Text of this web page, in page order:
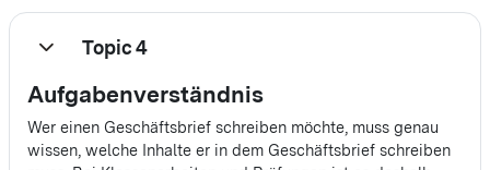
EinklappenTopic 4
Aufgabenverständnis
Wer einen Geschäftsbrief schreiben möchte, muss genau
wissen, welche Inhalte er in dem Geschäftsbrief schreiben